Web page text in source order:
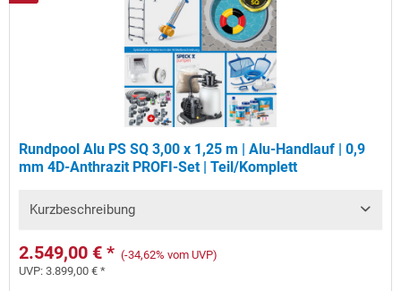
Rundpool Alu PS SQ 3,00 x 1,25 m | Alu-Handlauf | 0,9
mm 4D-Anthrazit PROFI-Set | Teil/Komplett
Kurzbeschreibung
2.549,00 € * (-34,62% vom UVP)
UVP:3.899,00 € *